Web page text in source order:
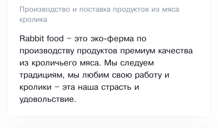
Производство и поставка продуктов из мяса
кролика
Rabbit food – это эко-ферма по
производству продуктов премиум качества
из кроличьего мяса. Мы следуем
традициям, мы любим свою работу и
кролики – эта наша страсть и
удовольствие.